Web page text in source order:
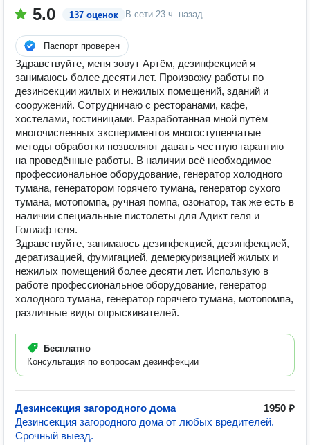
5.0 137 оценок В сети 23 ч. назад
Паспорт проверен
Здравствуйте, меня зовут Артём, дезинфекцией я
занимаюсь более десяти лет. Произвожу работы по
дезинсекции жилых и нежилых помещений, зданий и
сооружений. Сотрудничаю с ресторанами, кафе,
хостелами, гостиницами. Разработанная мной путём
многочисленных экспериментов многоступенчатые
методы обработки позволяют давать честную гарантию
на проведённые работы. В наличии всё необходимое
профессиональное оборудование, генератор холодного
тумана, генератором горячего тумана, генератор сухого
тумана, мотопомпа, ручная помпа, озонатор, так же есть в
наличии специальные пистолеты для Адикт геля и
Голиаф геля.
Здравствуйте, занимаюсь дезинфекцией, дезинфекцией,
дератизацией, фумигацией, демеркуризацией жилых и
нежилых помещений более десяти лет. Использую в
работе профессиональное оборудование, генератор
холодного тумана, генератор горячего тумана, мотопомпа,
различные виды опрыскивателей.
Бесплатно
Консультация по вопросам дезинфекции
Дезинсекция загородного дома
1950 ₽
Дезинсекция загородного дома от любых вредителей.
Срочный выезд.